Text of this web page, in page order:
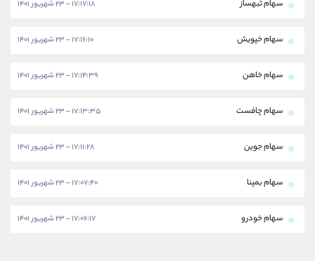
سهام ثبهساز ۱۷:۱۷:۱۸ - ۲۳ شهریور ۱۴۰۱
سهام خپویش ۱۷:۱۶:۱۰ - ۲۳ شهریور ۱۴۰۱
سهام خاهن ۱۷:۱۴:۳۹ - ۲۳ شهریور ۱۴۰۱
سهام چافست ۱۷:۱۳:۳۵ - ۲۳ شهریور ۱۴۰۱
سهام جوین ۱۷:۱۱:۲۸ - ۲۳ شهریور ۱۴۰۱
سهام بمپنا ۱۷:۰۷:۴۰ - ۲۳ شهریور ۱۴۰۱
سهام خودرو ۱۷:۰۶:۱۷ - ۲۳ شهریور ۱۴۰۱